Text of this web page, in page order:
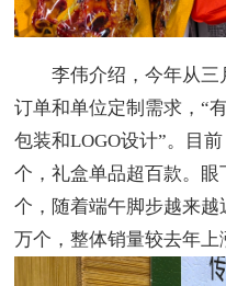
李伟介绍，今年从三
订单和单位定制需求，“
包装和LOGO设计”。目
个，礼盒单品超百款。
个，随着端午脚步越来
万个，整体销量较去年上